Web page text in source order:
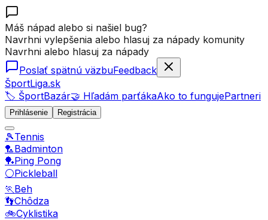
Máš nápad alebo si našiel bug?
Navrhni vylepšenia alebo hlasuj za nápady komunity
Navrhni alebo hlasuj za nápady
Poslať spätnú väzbuFeedback
ŠportLiga.sk
🏷️ ŠportBazár🤝 Hľadám parťákaAko to fungujePartneri
Prihlásenie Registrácia
🎾Tennis
🏸Badminton
🏓Ping Pong
⚪Pickleball
🏃Beh
👣Chôdza
🚲Cyklistika